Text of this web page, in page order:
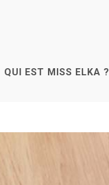
QUI EST MISS ELKA ?